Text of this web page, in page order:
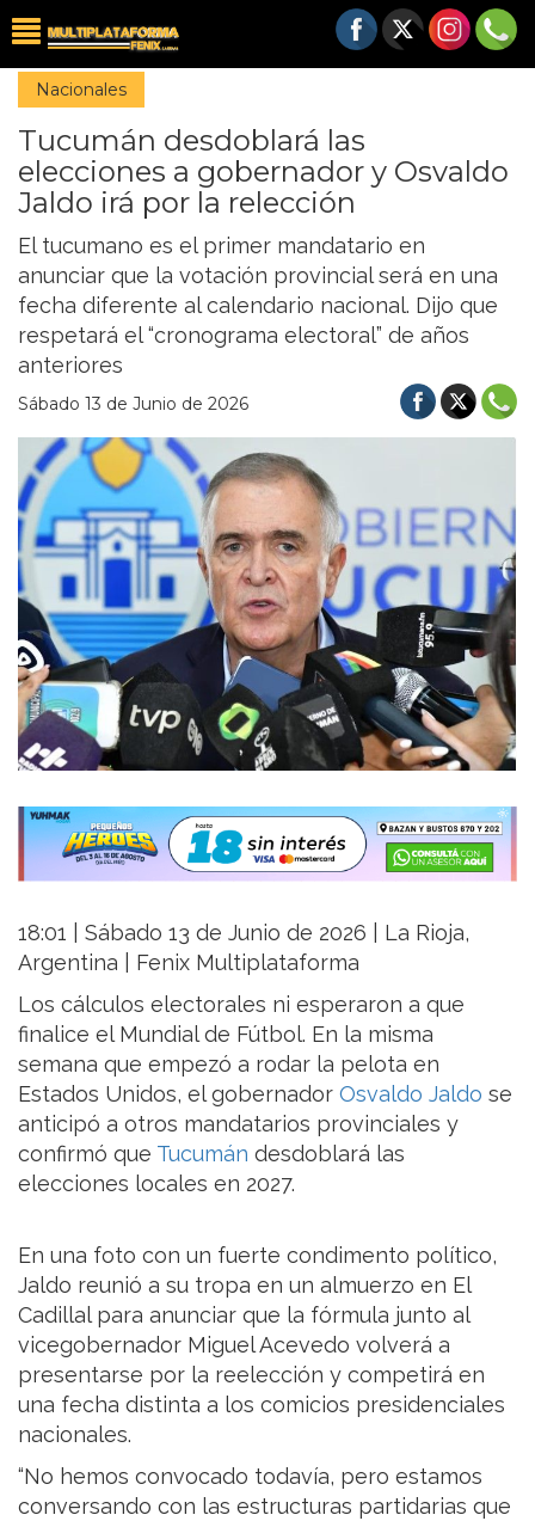
Nacionales
Tucumán desdoblará las
elecciones a gobernador y Osvaldo
Jaldo irá por la relección
El tucumano es el primer mandatario en
anunciar que la votación provincial será en una
fecha diferente al calendario nacional. Dijo que
respetará el “cronograma electoral” de años
anteriores
Sábado 13 de Junio de 2026
18:01 | Sábado 13 de Junio de 2026 | La Rioja,
Argentina | Fenix Multiplataforma
Los cálculos electorales ni esperaron a que
finalice el Mundial de Fútbol. En la misma
semana que empezó a rodar la pelota en
Estados Unidos, el gobernador Osvaldo Jaldo se
anticipó a otros mandatarios provinciales y
confirmó que Tucumán desdoblará las
elecciones locales en 2027.
En una foto con un fuerte condimento político,
Jaldo reunió a su tropa en un almuerzo en El
Cadillal para anunciar que la fórmula junto al
vicegobernador Miguel Acevedo volverá a
presentarse por la reelección y competirá en
una fecha distinta a los comicios presidenciales
nacionales.
“No hemos convocado todavía, pero estamos
conversando con las estructuras partidarias que